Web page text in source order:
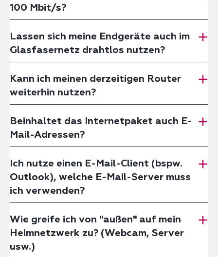
100 Mbit/s?
Lassen sich meine Endgeräte auch im
Glasfasernetz drahtlos nutzen?
Kann ich meinen derzeitigen Router
weiterhin nutzen?
Beinhaltet das Internetpaket auch E-
Mail-Adressen?
Ich nutze einen E-Mail-Client (bspw.
Outlook), welche E-Mail-Server muss
ich verwenden?
Wie greife ich von "außen" auf mein
Heimnetzwerk zu? (Webcam, Server
usw.)